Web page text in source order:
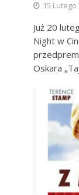
15 Lutego
Już 20
Night w
Oskara